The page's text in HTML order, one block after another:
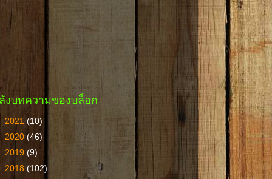
งบทความของบล็อก
2021 (10)
2020 (46)
2019 (9)
2018 (102)